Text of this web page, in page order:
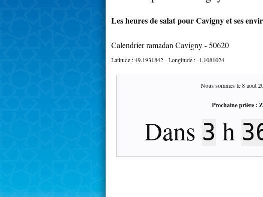
Les heures de salat pour Cavigny et ses
Calendrier ramadan Cavigny - 50620
Latitude :49.1931842- Longitude :-1.1081024
Nous sommes le8 août
Prochaine prière :
Dans 3 h